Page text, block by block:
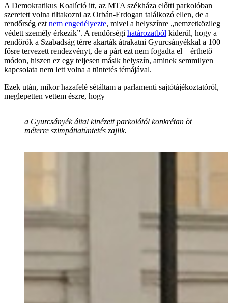
A Demokratikus Koalíció itt, az MTA székháza előtti parkolóban
szeretett volna tiltakozni az Orbán-Erdogan találkozó ellen, de a
rendőrség ezt nem engedélyezte, mivel a helyszínre „nemzetközileg
védett személy érkezik”. A rendőrségi határozatból kiderül, hogy a
rendőrök a Szabadság térre akarták átrakatni Gyurcsányékkal a 100
fősre tervezett rendezvényt, de a párt ezt nem fogadta el – érthető
módon, hiszen ez egy teljesen másik helyszín, aminek semmilyen
kapcsolata nem lett volna a tüntetés témájával.
Ezek után, mikor hazafelé sétáltam a parlamenti sajtótájékoztatóról,
meglepetten vettem észre, hogy
a Gyurcsányék által kinézett parkolótól konkrétan öt
méterre szimpátiatüntetés zajlik.